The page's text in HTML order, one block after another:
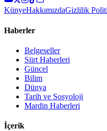
KünyeHakkımızdaGizlilik
Haberler
Belgeseller
Siirt Haberleri
Güncel
Bilim
Dünya
Tarih ve Sosyoloji
Mardin Haberleri
İçerik